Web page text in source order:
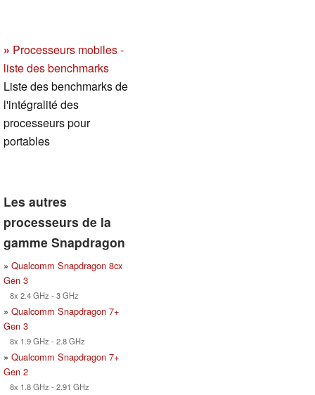
» Processeurs mobiles -
liste des benchmarks
Liste des benchmarks de
l'intégralité des
processeurs pour
portables
Les autres
processeurs de la
gamme Snapdragon
» Qualcomm Snapdragon 8cx
Gen 3
8x 2.4 GHz - 3 GHz
» Qualcomm Snapdragon 7+
Gen 3
8x 1.9 GHz - 2.8 GHz
» Qualcomm Snapdragon 7+
Gen 2
8x 1.8 GHz - 2.91 GHz